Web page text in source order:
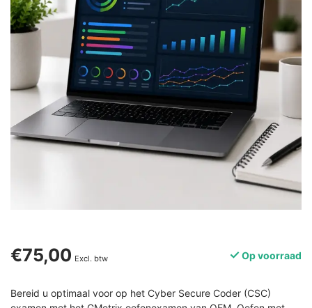
€75,00 Excl. btw Op voorraad
Bereid u optimaal voor op het Cyber Secure Coder (CSC)